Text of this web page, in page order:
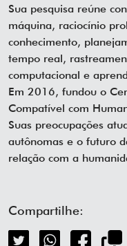
Sua pesquisa reúne
máquina, raciocínio
conhecimento,
tempo real,
computacional e
Em 2016, fundou o
Compatível com
Suas preocupações
autônomas e o futuro
relação com a
Compartilhe: